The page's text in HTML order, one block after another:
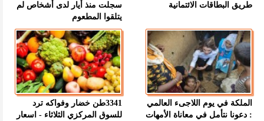
طريق البطاقات الائتمانية
سجلت منذ أيار لدى أشخاص لم
يتلقوا المطعوم
الملكة في يوم اللاجىء العالمي
: دعونا نتأمل في معاناة الأمهات
3341طن خضار وفواكه ترد
للسوق المركزي الثلاثاء - اسعار